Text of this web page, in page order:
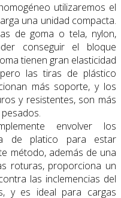
utilizaremos el
una unidad compacta.
de goma o tela, nylon,
conseguir el bloque
tienen gran elasticidad
las tiras de plástico
más soporte, y los
y resistentes, son más
envolver los
de platico para estar
método, además de una
roturas, proporciona un
las inclemencias del
y es ideal para cargas